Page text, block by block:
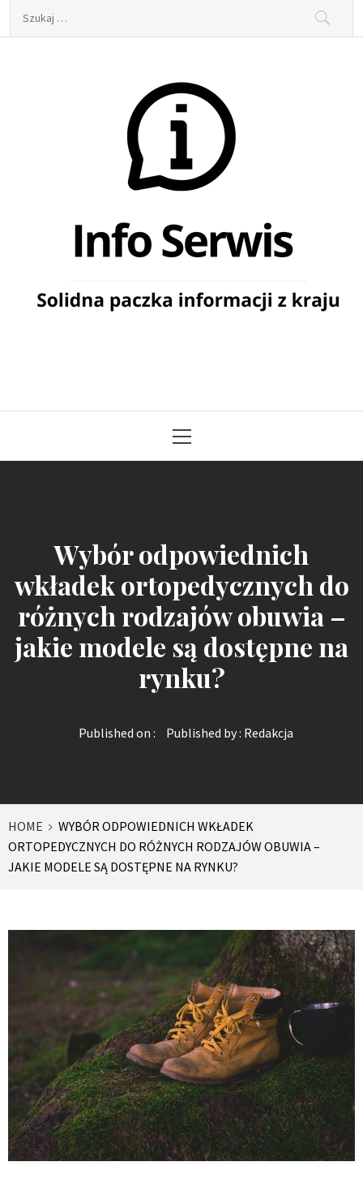
Szukaj:
Info Serwis
Menu
Wybór odpowiednich
wkładek ortopedycznych do
różnych rodzajów obuwia –
jakie modele są dostępne na
rynku?
Published on : Published by : Redakcja
HOME
WYBÓR ODPOWIEDNICH WKŁADEK
ORTOPEDYCZNYCH DO RÓŻNYCH RODZAJÓW OBUWIA –
JAKIE MODELE SĄ DOSTĘPNE NA RYNKU?